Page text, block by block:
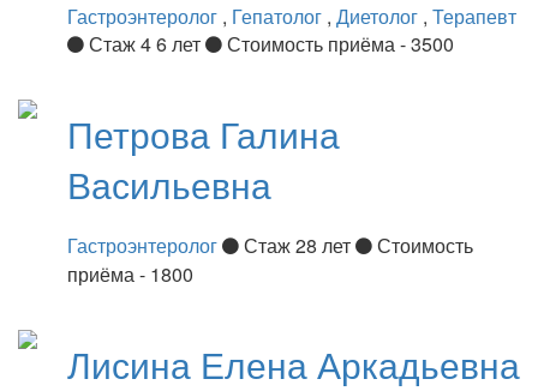
Гастроэнтеролог , Гепатолог , Диетолог , Терапевт
Стаж 4 6 лет
Стоимость приёма - 3500
Петрова Галина
Васильевна
Гастроэнтеролог Стаж 28 лет
Стоимость
приёма - 1800
Лисина Елена Аркадьевна